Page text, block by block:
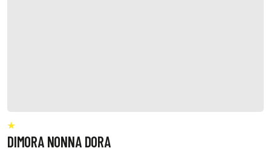
DIMORA NONNA DORA